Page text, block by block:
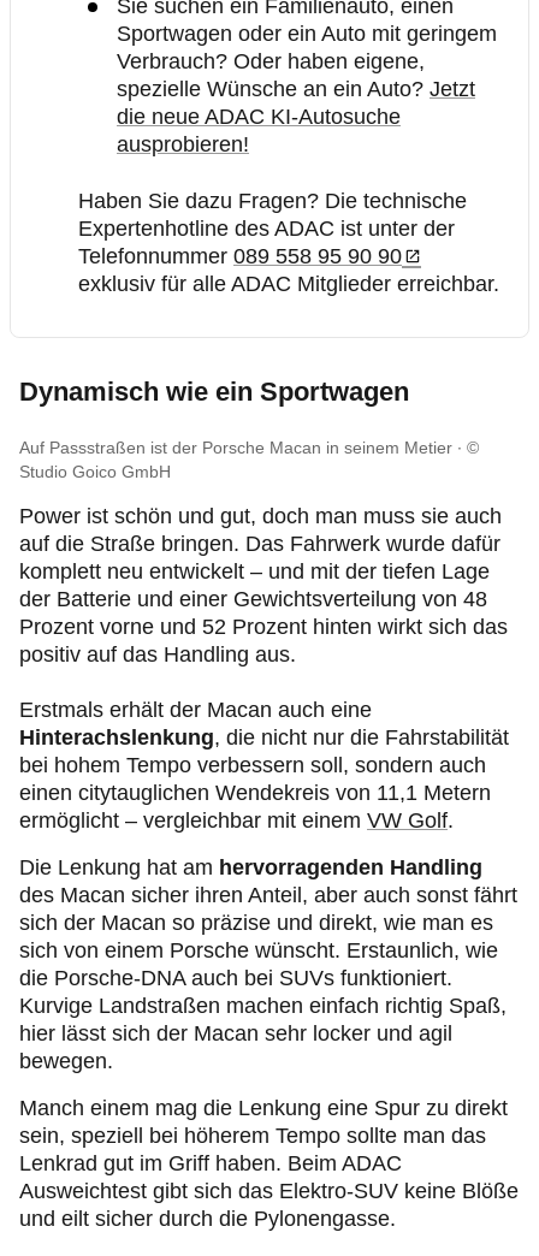
Sie suchen ein Familienauto, einen
Sportwagen oder ein Auto mit geringem
Verbrauch? Oder haben eigene,
spezielle Wünsche an ein Auto? Jetzt
die neue ADAC KI-Autosuche
ausprobieren!
Haben Sie dazu Fragen? Die technische
Expertenhotline des ADAC ist unter der
Telefonnummer 089 558 95 90 90
exklusiv für alle ADAC Mitglieder erreichbar.
Dynamisch wie ein Sportwagen
Auf Passstraßen ist der Porsche Macan in seinem Metier
©
Studio Goico GmbH
Power ist schön und gut, doch man muss sie auch
auf die Straße bringen. Das Fahrwerk wurde dafür
komplett neu entwickelt – und mit der tiefen Lage
der Batterie und einer Gewichtsverteilung von 48
Prozent vorne und 52 Prozent hinten wirkt sich das
positiv auf das Handling aus.
Erstmals erhält der Macan auch eine
Hinterachslenkung, die nicht nur die Fahrstabilität
bei hohem Tempo verbessern soll, sondern auch
einen citytauglichen Wendekreis von 11,1 Metern
ermöglicht – vergleichbar mit einem VW Golf.
Die Lenkung hat am hervorragenden Handling
des Macan sicher ihren Anteil, aber auch sonst fährt
sich der Macan so präzise und direkt, wie man es
sich von einem Porsche wünscht. Erstaunlich, wie
die Porsche-DNA auch bei SUVs funktioniert.
Kurvige Landstraßen machen einfach richtig Spaß,
hier lässt sich der Macan sehr locker und agil
bewegen.
Manch einem mag die Lenkung eine Spur zu direkt
sein, speziell bei höherem Tempo sollte man das
Lenkrad gut im Griff haben. Beim ADAC
Ausweichtest gibt sich das Elektro-SUV keine Blöße
und eilt sicher durch die Pylonengasse.